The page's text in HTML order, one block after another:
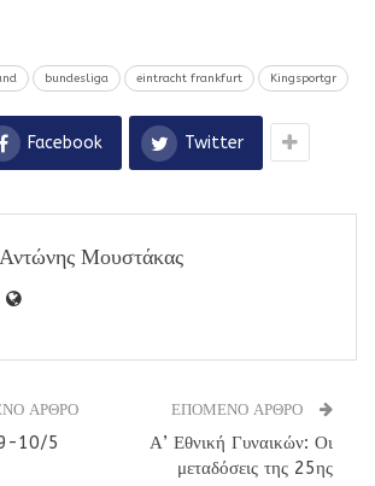
bundesliga eintracht frankfurt Kingsportgr
Facebook Twitter
Αντώνης Μουστάκας
ΑΡΘΡΟ
10/5
ΕΠΟΜΕΝΟ ΑΡΘΡΟ
Α’ Εθνική Γυναικών: Οι
μεταδόσεις της 25ης